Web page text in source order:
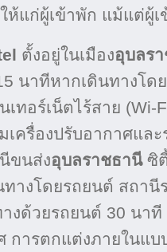
ห้แก่ผู้เข้าพัก แม้แต่ผู้
ตั้งอยู่ในเมืองอุบลร
นาทีหากเดินทางโด
ทอร์เน็ตไร้สาย (Wi-
ครื่องปรับอากาศแล
ขนส่งอุบลราชธานีซิตี้
างโดยรถยนต์ สถานี
างด้วยรถยนต์ 30 นา
การตกแต่งภายในแ